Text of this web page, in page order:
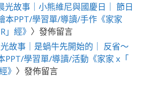
光故事｜小熊維尼與國慶日｜ 節日
本PPT/學習單/導讀/手作《家家
經》 〉發佈留言
故事｜是蝸牛先開始的｜ 反省～
PPT/學習單/導讀/活動《家家 x「
》 〉發佈留言